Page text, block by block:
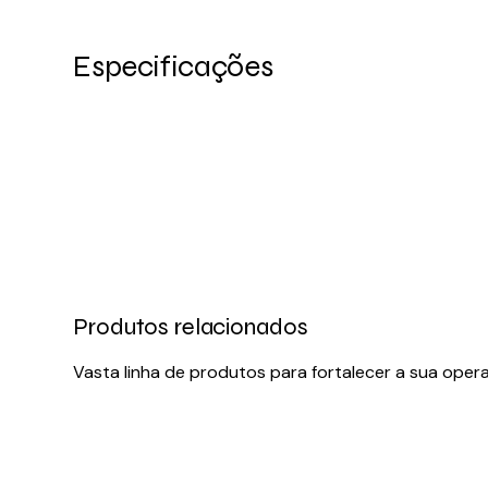
Especificações
Produtos relacionados
Vasta linha de produtos para fortalecer a sua